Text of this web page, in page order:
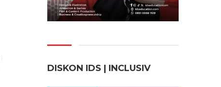
DISKON IDS | INCLUSIV